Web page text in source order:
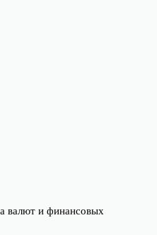
валют и финансовых